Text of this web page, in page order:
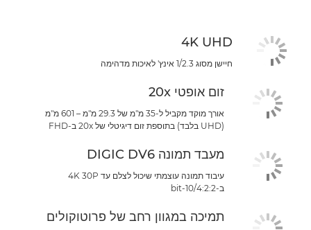
4K UHD
חיישן מסוג 1/2.3 אינץ' לאיכות מדהימה
זום אופטי 20x
אורך מוקד מקביל ל-35 מ"מ של 29.3 מ"מ – 601 מ"מ
(UHD בלבד) בתוספת זום דיגיטלי של 20x ב-FHD
מעבד תמונה DIGIC DV6
עיבוד תמונה עוצמתי שיכול לצלם עד 4K 30P
ב-4:2:2‏/10-bit
תמיכה במגוון רחב של פרוטוקולים